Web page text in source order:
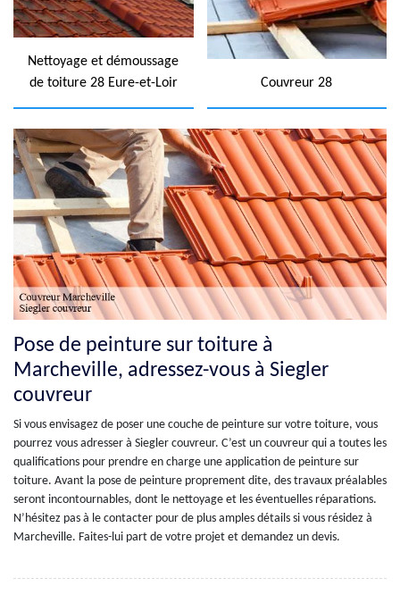
Nettoyage et démoussage
de toiture 28 Eure-et-Loir
Couvreur 28
Pose de peinture sur toiture à
Marcheville, adressez-vous à Siegler
couvreur
Si vous envisagez de poser une couche de peinture sur votre toiture, vous
pourrez vous adresser à Siegler couvreur. C’est un couvreur qui a toutes les
qualifications pour prendre en charge une application de peinture sur
toiture. Avant la pose de peinture proprement dite, des travaux préalables
seront incontournables, dont le nettoyage et les éventuelles réparations.
N’hésitez pas à le contacter pour de plus amples détails si vous résidez à
Marcheville. Faites-lui part de votre projet et demandez un devis.